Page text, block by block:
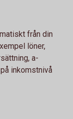
från din
löner,
a-
inkomstnivå